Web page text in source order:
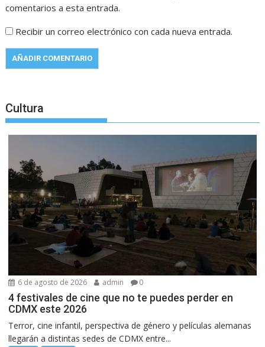
comentarios a esta entrada.
Recibir un correo electrónico con cada nueva entrada.
Cultura
6 de agosto de 2026 admin 0
4 festivales de cine que no te puedes perder en
CDMX este 2026
Terror, cine infantil, perspectiva de género y películas alemanas
llegarán a distintas sedes de CDMX entre...